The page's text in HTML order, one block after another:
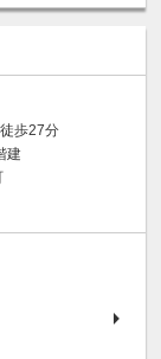
歩27分
建